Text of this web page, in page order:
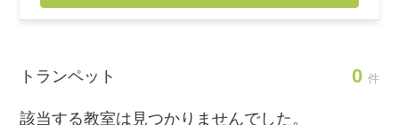
トランペット 0 件
該当する教室は見つかりませんでした。